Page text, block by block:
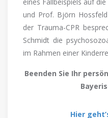
und Prof. Björn
der Trauma-CPR
Schmidt die
im Rahmen einer
Beenden Sie Ihr
Hier